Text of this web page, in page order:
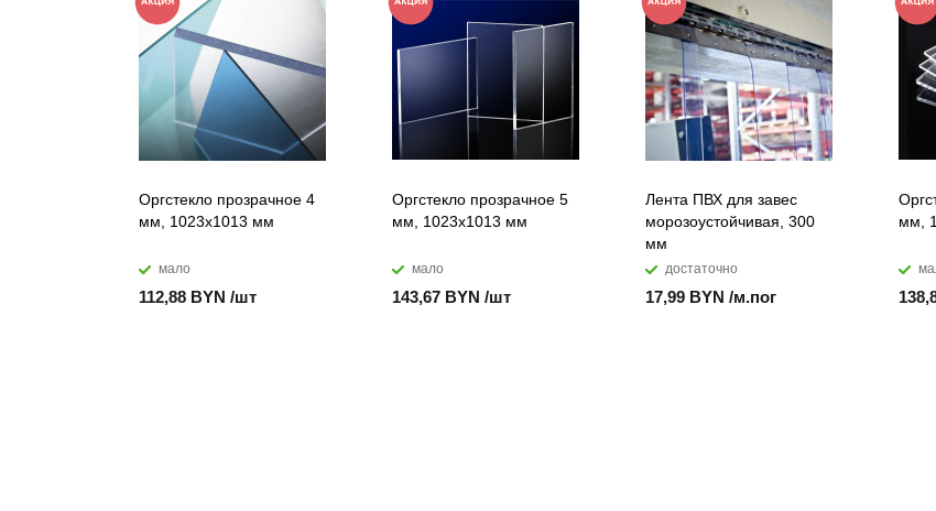
Оргстекло прозрачное 4
мм, 1023x1013 мм
мало
112,88 BYN /шт
Оргстекло прозрачное 5
мм, 1023x1013 мм
мало
143,67 BYN /шт
Лента ПВХ для завес
морозоустойчивая, 300
мм
достаточно
17,99 BYN /м.пог
мм,